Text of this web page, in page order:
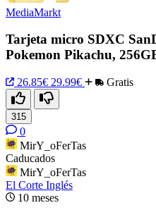
MediaMarkt
Tarjeta micro SDXC
Pokemon Pikachu,
26.85€ 29.99€ Gratis
315
0
MirY_oFerTas
Caducados
MirY_oFerTas
El Corte Inglés
10 meses